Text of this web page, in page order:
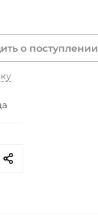
о поступлении